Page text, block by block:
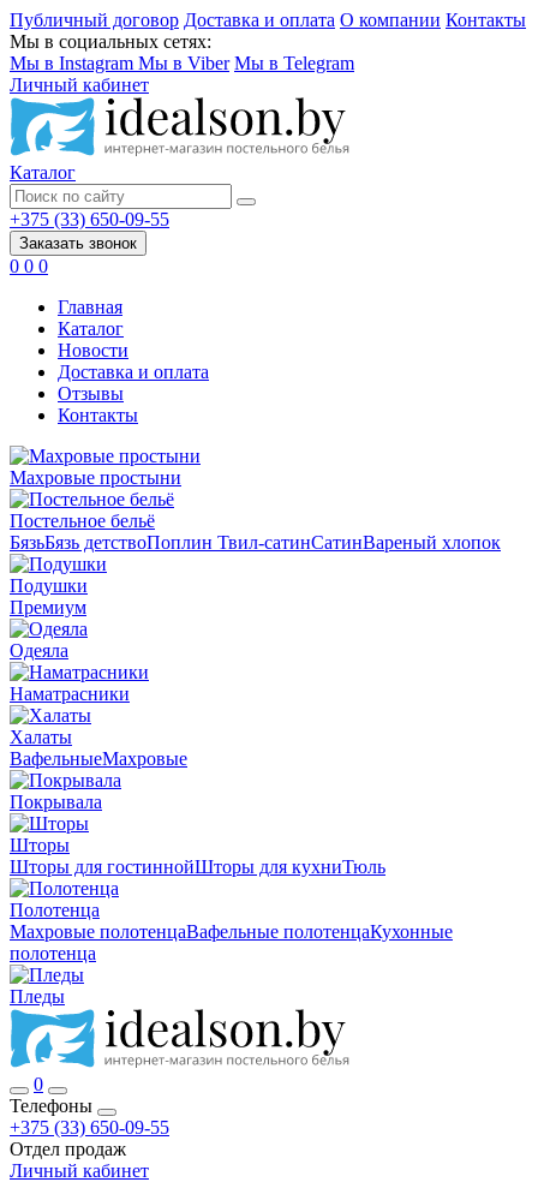
Публичный договор Доставка и оплата О компании Контакты
Мы в социальных сетях:
Мы в Instagram Мы в Viber Мы в Telegram
Личный кабинет
Каталог
+375 (33) 650-09-55
Заказать звонок
0 0 0
Главная
Каталог
Новости
Доставка и оплата
Отзывы
Контакты
Махровые простыни
Постельное бельё
БязьБязь детствоПоплин Твил-сатинСатинВареный хлопок
Подушки
Премиум
Одеяла
Наматрасники
Халаты
ВафельныеМахровые
Покрывала
Шторы
Шторы для гостиннойШторы для кухниТюль
Полотенца
Махровые полотенцаВафельные полотенцаКухонные
полотенца
Пледы
0
Телефоны
+375 (33) 650-09-55
Отдел продаж
Личный кабинет